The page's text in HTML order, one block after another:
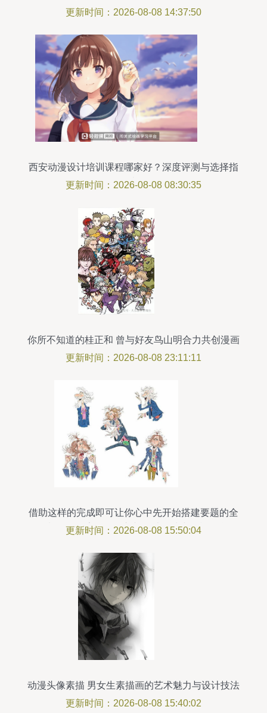
销
更新时间：2026-08-08 14:37:50
西安动漫设计培训课程哪家好？深度评测与选择指
南
更新时间：2026-08-08 08:30:35
你所不知道的桂正和 曾与好友鸟山明合力共创漫画
传奇
更新时间：2026-08-08 23:11:11
借助这样的完成即可让你心中先开始搭建要题的全
套制作链元素开始输入并且结尾清晰轻松‘前问
设计起点再度深化前进抵达更高平台打造.】}
更新时间：2026-08-08 15:50:04
动漫头像素描 男女生素描画的艺术魅力与设计技法
更新时间：2026-08-08 15:40:02